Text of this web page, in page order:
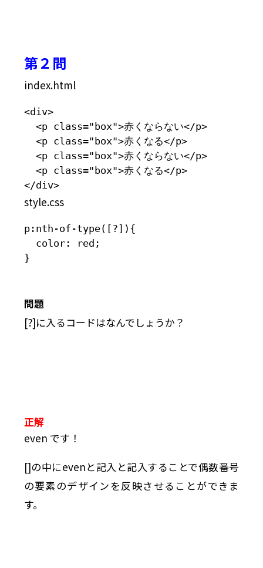
第２問
index.html
<div>
</div>
style.css
p:nth-of-type([?]){
}
問題
[?]に入るコードはなんでしょうか？
正解
even です！
[]の中にevenと記入と記入することで偶数番号
の要素のデザインを反映させることができま
す。